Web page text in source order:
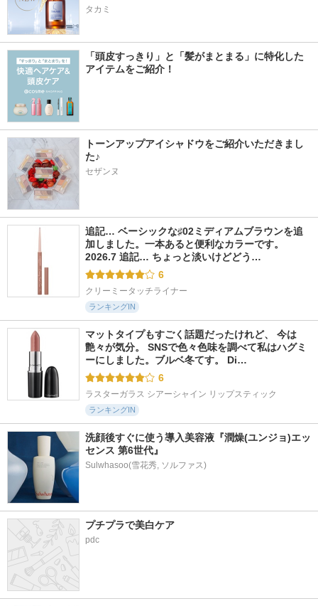
タカミ
「頭皮すっきり」と「髪がまとまる」に特化した
アイテムをご紹介！
トーンアップアイシャドウをご紹介いただきまし
た♪
セザンヌ
追記… ベーシックな♯02ミディアムブラウンを追
加しました。一本あると便利なカラーです。
2026.7 追記… ちょっと淡いけどどう…
6
クリーミータッチライナー
ランキングIN
マットタイプもすごく話題だったけれど、 今は
艶々が気分。 SNSで色々色味を調べて私はハグミ
ーにしました。ブルベ冬てす。 Di…
6
ラスターガラス シアーシャイン リップスティック
ランキングIN
洗顔後すぐに使う導入美容液『潤燥(ユンジョ)エッ
センス 第6世代』
プチプラで美白ケア
pdc